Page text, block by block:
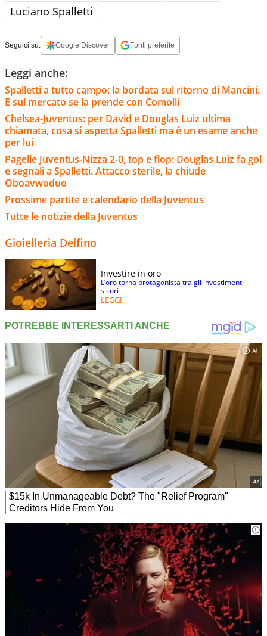
Luciano Spalletti
Seguici su: Google Discover Fonti preferite
Leggi anche:
Spalletti a tutto campo: la bordata sul ritorno di Mancini.
E sul mercato se la prende con Comolli
Chelsea-Juventus: per David e Douglas Luiz ultima
chiamata, cosa si aspetta Spalletti ma è un esame anche
per lui
Pagelle Juventus-Nizza 2-0, top e flop: Douglas Luiz fa gol
e segnali a Spalletti. Attacco sterile, la chiude
Oboavwoduo
Prossime partite e calendario della Juventus
Tutte le notizie della Juventus
Gioielleria Delfino
Investire in oro
L’oro torna protagonista tra gli investimenti
sicuri
LEGGI